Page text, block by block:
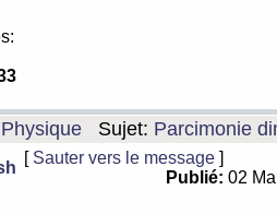
Physique Sujet: Parcimonie
[ Sauter vers le message ]
Publié: 02